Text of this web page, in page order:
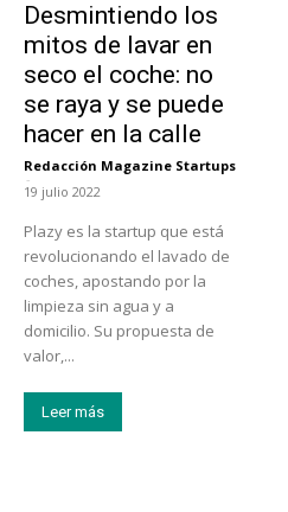
Desmintiendo los
mitos de lavar en
seco el coche: no
se raya y se puede
hacer en la calle
Redacción Magazine Startups
-
19 julio 2022
Plazy es la startup que está
revolucionando el lavado de
coches, apostando por la
limpieza sin agua y a
domicilio. Su propuesta de
valor,...
Leer más